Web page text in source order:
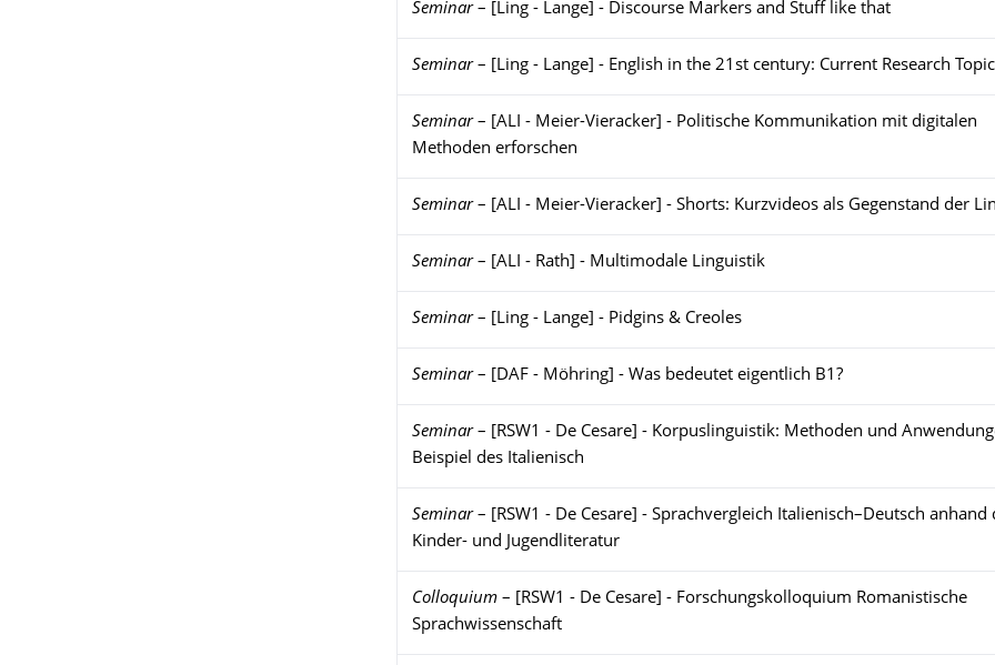
Seminar– [Ling - Lange] - Discourse Markers and Stuff like that
Seminar– [Ling - Lange] - English in the 21st century: Current Research
Seminar–
[ALI - Meier-Vieracker] - Politische Kommunikation mit digitalen
Methoden erforschen
Seminar– [ALI - Meier-Vieracker] - Shorts: Kurzvideos als Gegenstand der
Seminar– [ALI - Rath] - Multimodale Linguistik
Seminar– [Ling - Lange] - Pidgins & Creoles
Seminar– [DAF - Möhring] - Was bedeutet eigentlich B1?
Seminar–
[RSW1 - De Cesare] - Korpuslinguistik: Methoden und
Beispiel des Italienisch
Seminar–
[RSW1 - De Cesare] - Sprachvergleich Italienisch–Deutsch anhand
Kinder- und Jugendliteratur
Colloquium –
[RSW1 - De Cesare] - Forschungskolloquium Romanistische
Sprachwissenschaft